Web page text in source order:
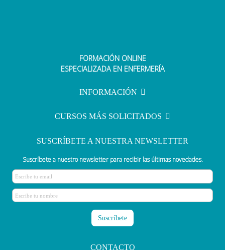
FORMACIÓN ONLINE
ESPECIALIZADA EN ENFERMERÍA
INFORMACIÓN
CURSOS MÁS SOLICITADOS
SUSCRÍBETE A NUESTRA NEWSLETTER
Suscríbete a nuestro newsletter para recibir las últimas novedades.
CONTACTO